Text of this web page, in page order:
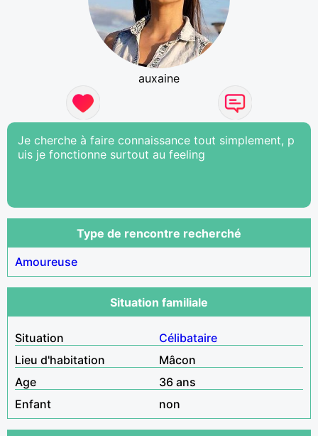
auxaine
Je cherche à faire connaissance tout simplement, p
uis je fonctionne surtout au feeling
Type de rencontre recherché
Amoureuse
Situation familiale
Situation
Célibataire
Lieu d'habitation
Mâcon
Age
36 ans
Enfant
non